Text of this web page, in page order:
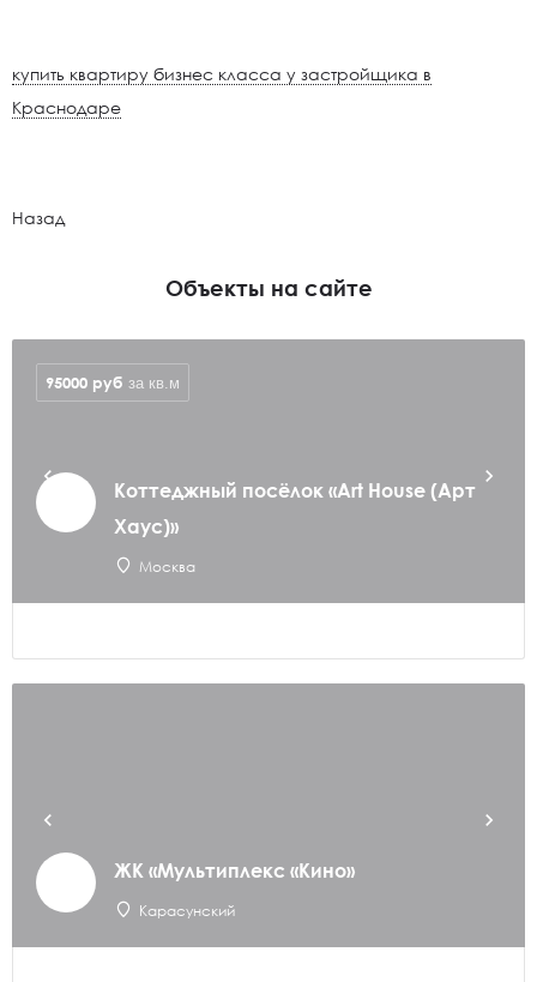
купить квартиру бизнес класса у застройщика в
Краснодаре
Назад
Объекты на сайте
Коттеджный посёлок «Art House (Арт
Хаус)»
Москва
95000 руб за кв.м
ЖК «Мультиплекс «Кино»
Карасунский